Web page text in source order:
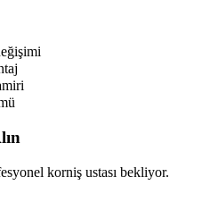
korniş ustası bekliyor.